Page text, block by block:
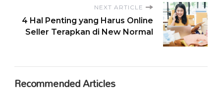
NEXT ARTICLE
4 Hal Penting yang Harus Online
Seller Terapkan di New Normal
Recommended Articles